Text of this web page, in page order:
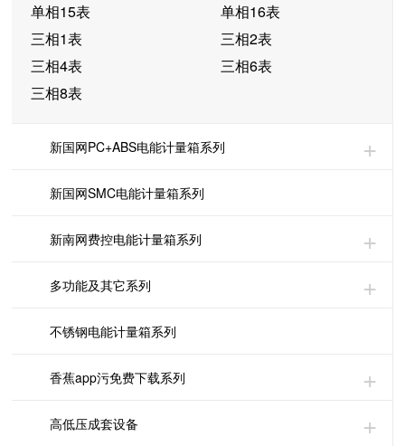
单相15表
单相16表
三相1表
三相2表
三相4表
三相6表
三相8表
新国网PC+ABS电能计量箱系列
新国网SMC电能计量箱系列
新南网费控电能计量箱系列
多功能及其它系列
不锈钢电能计量箱系列
香蕉app污免费下载系列
高低压成套设备